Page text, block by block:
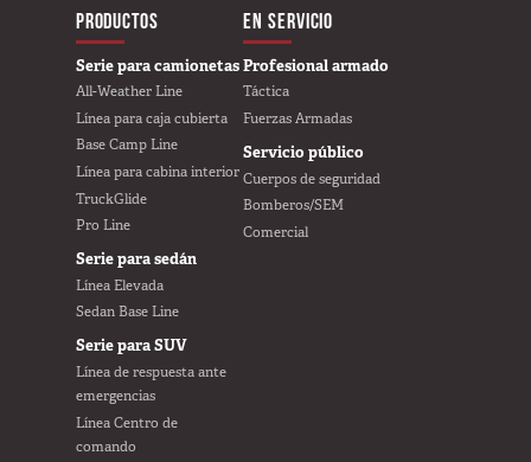
Furgoneta
SUV
Sedán
MAIN
PRODUCTOS
Serie para camionetas
All-Weather Line
Línea para caja cubierta
Base Camp Line
Línea para cabina interior
TruckGlide
Pro Line
Serie para sedán
Línea Elevada
Sedan Base Line
Serie para SUV
Línea de respuesta ante
emergencias
Línea Centro de
comando
EN SERVICIO
Profesional armado
Táctica
Fuerzas Armadas
Servicio público
Cuerpos de seguridad
Bomberos/SEM
Comercial